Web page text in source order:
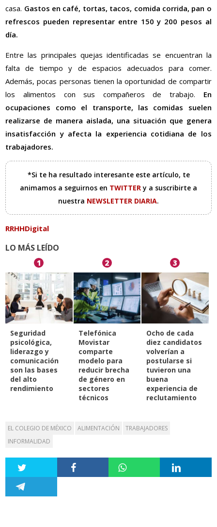
casa. Gastos en café, tortas, tacos, comida corrida, pan o
refrescos pueden representar entre 150 y 200 pesos al
día.
Entre las principales quejas identificadas se encuentran la
falta de tiempo y de espacios adecuados para comer.
Además, pocas personas tienen la oportunidad de compartir
los alimentos con sus compañeros de trabajo. En
ocupaciones como el transporte, las comidas suelen
realizarse de manera aislada, una situación que genera
insatisfacción y afecta la experiencia cotidiana de los
trabajadores.
*Si te ha resultado interesante este artículo, te
animamos a seguirnos en TWITTERy a suscribirte a
nuestra NEWSLETTER DIARIA.
RRHHDigital
LO MÁS LEÍDO
1
Seguridad
psicológica,
liderazgo y
comunicación
son las bases
del alto
rendimiento
2
Telefónica
Movistar
comparte
modelo para
reducir brecha
de género en
sectores
técnicos
3
Ocho de cada
diez candidatos
volverían a
postularse si
tuvieron una
buena
experiencia de
reclutamiento
EL COLEGIO DE MÉXICO ALIMENTACIÓN
TRABAJADORES
INFORMALIDAD